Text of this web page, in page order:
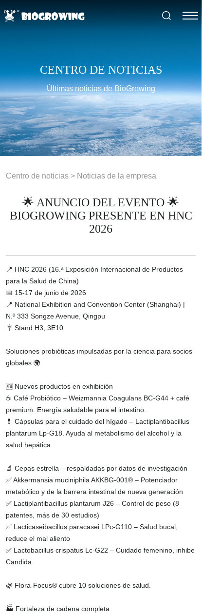
CENTRO DE NOTICIAS
Últimas noticias de BioGrowing
Centro de noticias > Noticias de la empresa
🌟 ANUNCIO DEL EVENTO 🌟
BIOGROWING PRESENTE EN HNC
2026
📍 HNC 2026 (16.ª Exposición Internacional de Productos
para la Salud de China)
📅 15-17 de junio de 2026
📍 National Exhibition and Convention Center (Shanghai) |
N.º 333 Songze Avenue, Qingpu
🪧 Stand H3, 3E10
Soluciones probióticas impulsadas por la ciencia para socios
globales 🌍
🆕 Nuevos productos en exhibición
☕ Café Probiótico – Weizmannia Coagulans BC-G44 + café
premium. Energía saludable para el intestino.
💊 Cápsulas para el cuidado del hígado – Lactiplantibacillus
plantarum Lp-G18. Ayuda al metabolismo del alcohol y la
salud hepática.
🔬 Cepas estrella – respaldadas por datos de investigación
✅ Akkermansia muciniphila AKKBG-001® – Potenciador
metabólico y de la barrera intestinal de nueva generación
✅ Lactiplantibacillus plantarum J26 – Control de peso (8
patentes, más de 30 estudios)
✅ Lacticaseibacillus paracasei LPc-G110 – Salud bucal,
reduce el mal aliento
✅ Lactobacillus crispatus Lc-G22 – Cuidado femenino, inhibe
Candida
🌿 Flora-Focus® cubre 10 soluciones de salud.
🏭 Fortaleza de cadena completa